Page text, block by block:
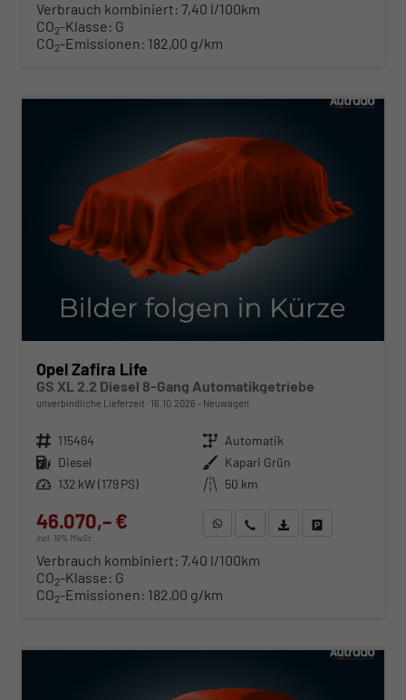
Verbrauch kombiniert: 7,40 l/100km
CO2-Klasse: G
CO2-Emissionen: 182,00 g/km
Opel Zafira Life
GS XL 2.2 Diesel 8-Gang Automatikgetriebe
unverbindliche Lieferzeit: 16.10.2026 Neuwagen
Fahrzeugnr. 115464 Getriebe Automatik
Kraftstoff Diesel Außenfarbe Kapari Grün
Leistung 132 kW (179 PS) Kilometerstand 50 km
46.070,– €
incl. 19% MwSt.
WhatsApp anfragen
Wir rufen Sie anFahrzeugexposé (PDF)
Verbrauch kombiniert: 7,40 l/100km
CO2-Klasse: G
CO2-Emissionen: 182,00 g/km